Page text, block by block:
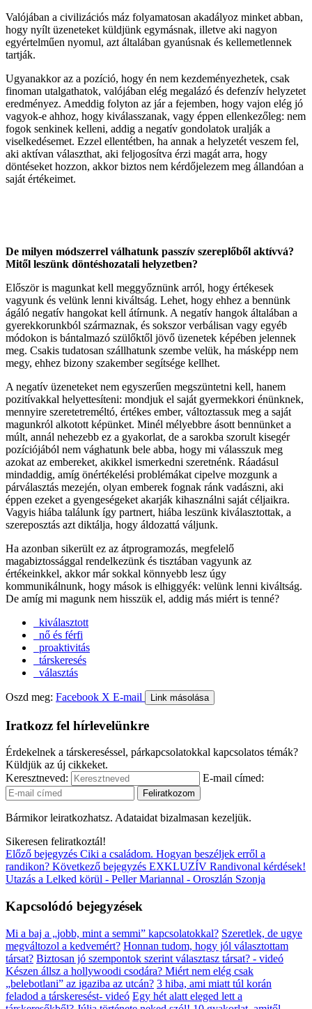
Valójában a civilizációs máz folyamatosan akadályoz minket abban,
hogy nyílt üzeneteket küldjünk egymásnak, illetve aki nagyon
egyértelműen nyomul, azt általában gyanúsnak és kellemetlennek
tartják.
Ugyanakkor az a pozíció, hogy én nem kezdeményezhetek, csak
finoman utalgathatok, valójában elég megalázó és defenzív helyzetet
eredményez. Ameddig folyton az jár a fejemben, hogy vajon elég jó
vagyok-e ahhoz, hogy kiválasszanak, vagy éppen ellenkezőleg: nem
fogok senkinek kelleni, addig a negatív gondolatok uralják a
viselkedésemet. Ezzel ellentétben, ha annak a helyzetét veszem fel,
aki aktívan választhat, aki feljogosítva érzi magát arra, hogy
döntéseket hozzon, akkor biztos nem kérdőjelezem meg állandóan a
saját értékeimet.
De milyen módszerrel válhatunk passzív szereplőből aktívvá?
Mitől leszünk döntéshozatali helyzetben?
Először is magunkat kell meggyőznünk arról, hogy értékesek
vagyunk és velünk lenni kiváltság. Lehet, hogy ehhez a bennünk
ágáló negatív hangokat kell átírnunk. A negatív hangok általában a
gyerekkorunkból származnak, és sokszor verbálisan vagy egyéb
módokon is bántalmazó szülőktől jövő üzenetek képében jelennek
meg. Csakis tudatosan szállhatunk szembe velük, ha másképp nem
megy, ehhez bizony szakember segítsége kellhet.
A negatív üzeneteket nem egyszerűen megszüntetni kell, hanem
pozitívakkal helyettesíteni: mondjuk el saját gyermekkori énünknek,
mennyire szeretetreméltó, értékes ember, változtassuk meg a saját
magunkról alkotott képünket. Minél mélyebbre ásott bennünket a
múlt, annál nehezebb ez a gyakorlat, de a sarokba szorult kisegér
pozíciójából nem vághatunk bele abba, hogy mi válasszuk meg
azokat az embereket, akikkel ismerkedni szeretnénk. Ráadásul
mindaddig, amíg önértékelési problémákat cipelve mozgunk a
párválasztás mezején, olyan emberek fognak ránk vadászni, aki
éppen ezeket a gyengeségeket akarják kihasználni saját céljaikra.
Vagyis hiába találunk így partnert, hiába leszünk kiválasztottak, a
szereposztás azt diktálja, hogy áldozattá váljunk.
Ha azonban sikerült ez az átprogramozás, megfelelő
magabiztossággal rendelkezünk és tisztában vagyunk az
értékeinkkel, akkor már sokkal könnyebb lesz úgy
kommunikálnunk, hogy mások is elhiggyék: velünk lenni kiváltság.
De amíg mi magunk nem hisszük el, addig más miért is tenné?
kiválasztott
nő és férfi
proaktivitás
társkeresés
választás
Oszd meg: Facebook X E-mail Link másolása
Iratkozz fel hírlevelünkre
Érdekelnek a társkereséssel, párkapcsolatokkal kapcsolatos témák?
Küldjük az új cikkeket.
Keresztneved:
E-mail címed:
Bármikor leiratkozhatsz. Adataidat bizalmasan kezeljük.
Sikeresen feliratkoztál!
Előző bejegyzés Ciki a családom. Hogyan beszéljek erről a
randikon? Következő bejegyzés EXKLUZÍV Randivonal kérdések!
Utazás a Lelked körül - Peller Mariannal - Oroszlán Szonja
Kapcsolódó bejegyzések
Mi a baj a „jobb, mint a semmi” kapcsolatokkal? Szeretlek, de ugye
megváltozol a kedvemért? Honnan tudom, hogy jól választottam
társat? Biztosan jó szempontok szerint választasz társat? - videó
Készen állsz a hollywoodi csodára? Miért nem elég csak
„belebotlani” az igaziba az utcán? 3 hiba, ami miatt túl korán
feladod a társkeresést- videó Egy hét alatt eleged lett a